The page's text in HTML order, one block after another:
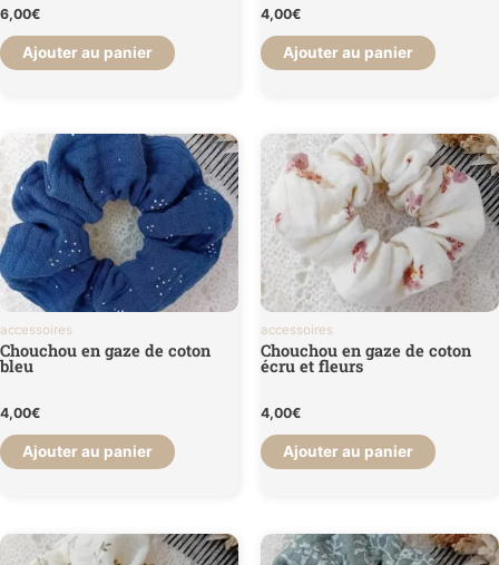
6,00€
Ajouter au panier
4,00€
Ajouter au panier
accessoires
Chouchou en gaze de coton
bleu
4,00€
Ajouter au panier
accessoires
Chouchou en gaze de coton
écru et fleurs
4,00€
Ajouter au panier